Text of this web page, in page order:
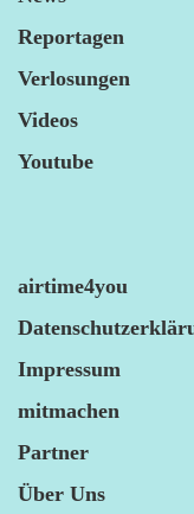
Reportagen
Verlosungen
Videos
Youtube
airtime4you
Impressum
mitmachen
Partner
Über Uns